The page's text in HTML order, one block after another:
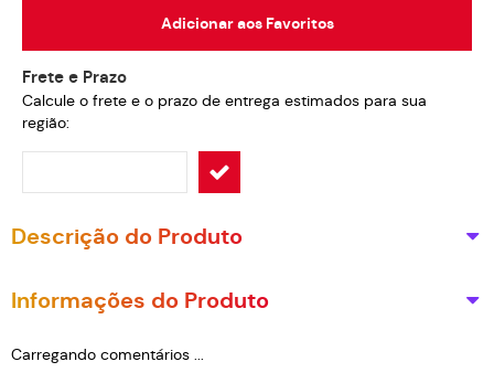
Adicionar aos Favoritos
Frete e Prazo
Calcule o frete e o prazo de entrega estimados para sua
região:
Descrição do Produto
Informações do Produto
Carregando comentários ...